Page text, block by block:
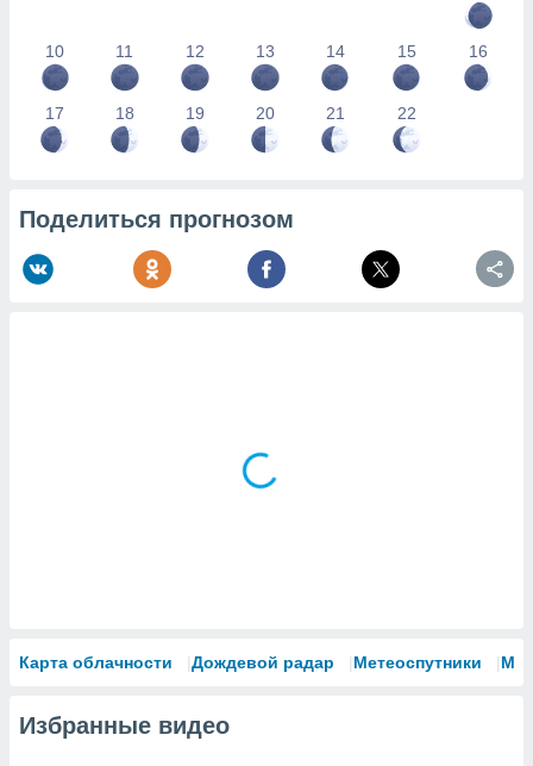
10 11 12 13 14 15 16
17 18 19 20 21 22
Поделиться прогнозом
Карта облачности Дождевой радар Метеоспутники
Избранные видео